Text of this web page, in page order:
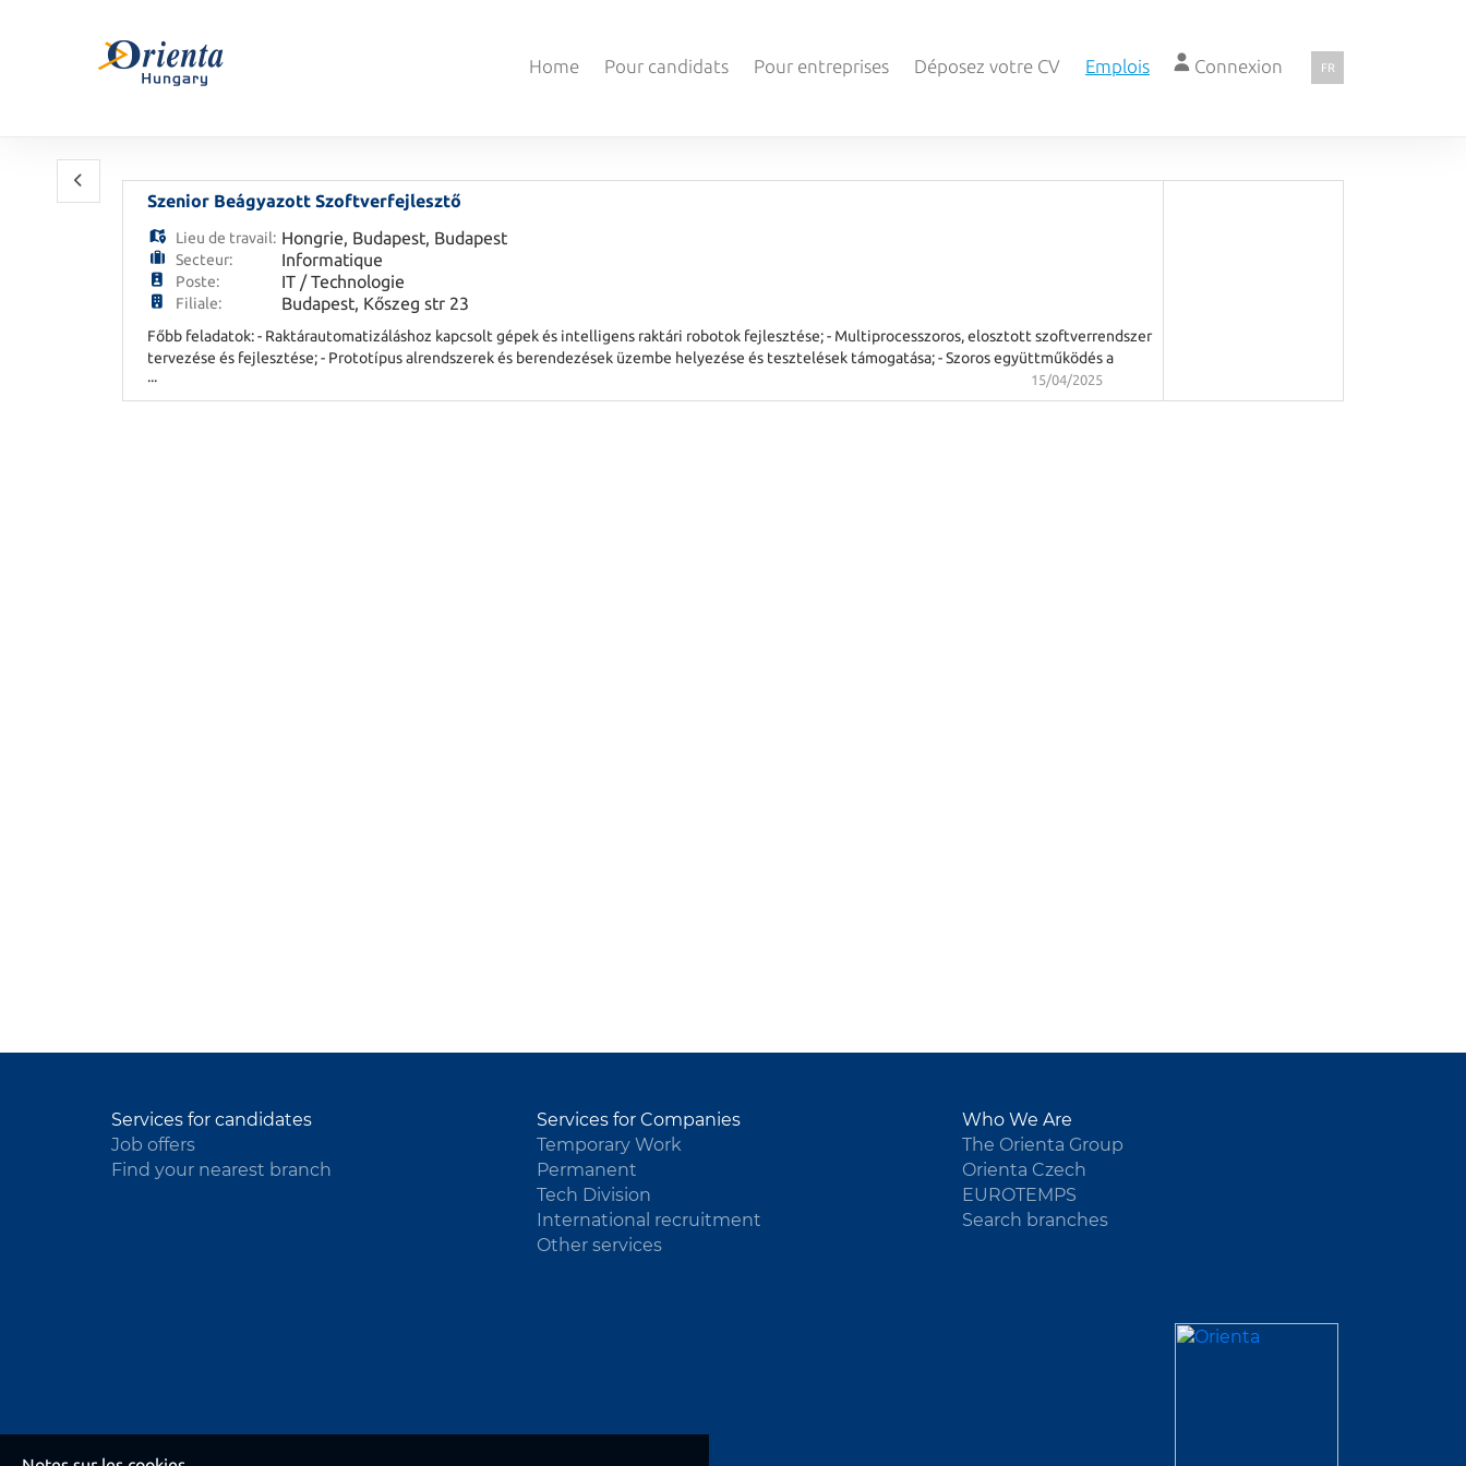
Home Pour candidats Pour entreprises Déposez votre CV Emplois Connexion FR
Szenior Beágyazott Szoftverfejlesztő
Lieu de travail: Hongrie, Budapest, Budapest
Secteur: Informatique
Poste: IT / Technologie
Filiale: Budapest, Kőszeg str 23
Főbb feladatok: - Raktárautomatizáláshoz kapcsolt gépek és intelligens raktári robotok fejlesztése; - Multiprocesszoros, elosztott szoftverrendszer
tervezése és fejlesztése; - Prototípus alrendszerek és berendezések üzembe helyezése és tesztelések támogatása; - Szoros együttműködés a
tervezőcsapat többi tagjával: hardver- és gépészmérnökökkel. Elv
... 15/04/2025
Services for candidates
Job offers
Find your nearest branch
Services for Companies
Temporary Work
Permanent
Tech Division
International recruitment
Other services
Who We Are
The Orienta Group
Orienta Czech
EUROTEMPS
Search branches